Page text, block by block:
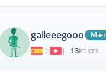
galleeegooo
|
13POSTS